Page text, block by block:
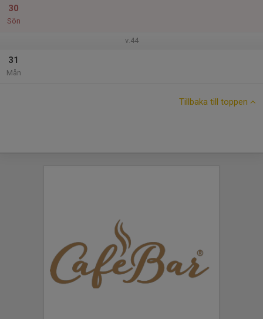
30
Sön
v.44
31
Mån
Tillbaka till toppen